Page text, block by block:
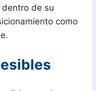
de su
como